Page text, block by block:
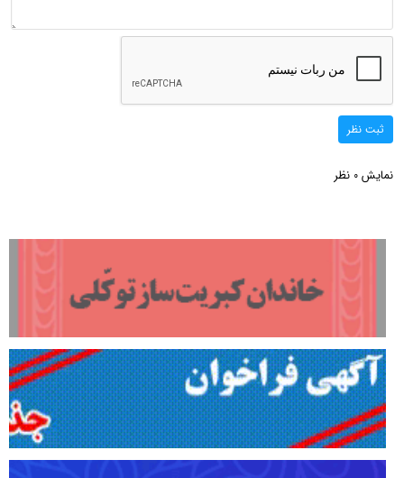
ثبت نظر
نمایش 0 نظر